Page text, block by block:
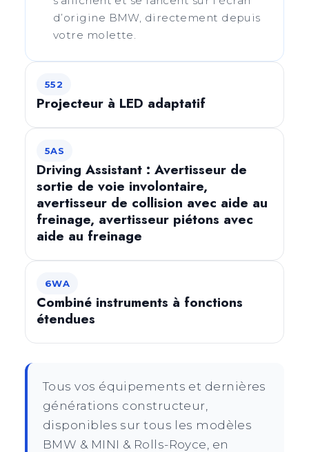
d’origine BMW, directement depuis
votre molette.
552
Projecteur à LED adaptatif
5AS
Driving Assistant : Avertisseur de
sortie de voie involontaire,
avertisseur de collision avec aide au
freinage, avertisseur piétons avec
aide au freinage
6WA
Combiné instruments à fonctions
étendues
Tous vos équipements et dernières
générations constructeur,
disponibles sur tous les modèles
BMW & MINI & Rolls-Royce, en